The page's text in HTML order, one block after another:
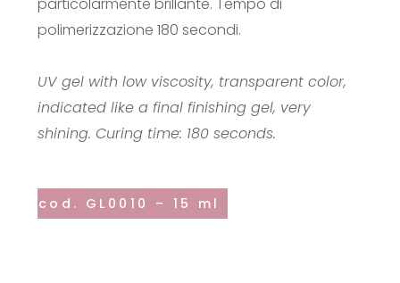
polimerizzazione 180 secondi.
UV gel with low viscosity, transparent color,
indicated like a final finishing gel, very
shining. Curing time: 180 seconds.
cod. GL0010 – 15 ml